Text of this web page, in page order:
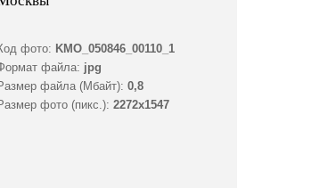
фото: KMO_050846_00110_1
файла: jpg
файла (Мбайт): 0,8
фото (пикс.): 2272x1547